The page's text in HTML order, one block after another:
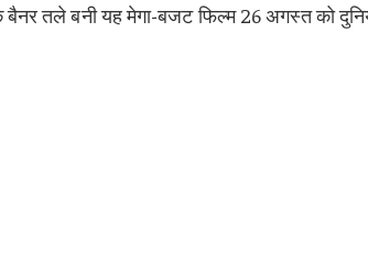
तले बनी यह मेगा-बजट फिल्म 26 अगस्त को